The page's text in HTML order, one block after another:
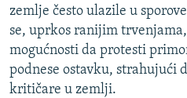
zemlje često ulazile u
se, uprkos ranijim
mogućnosti da protesti
podnese ostavku, strahujući
kritičare u zemlji.